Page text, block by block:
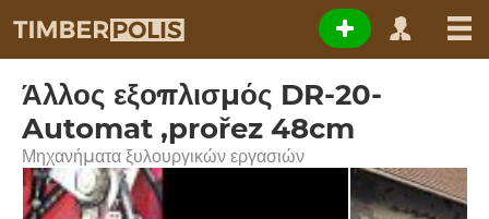
Άλλος εξοπλισμός DR-20-
Automat ,prořez 48cm
Μηχανήματα ξυλουργικών εργασιών